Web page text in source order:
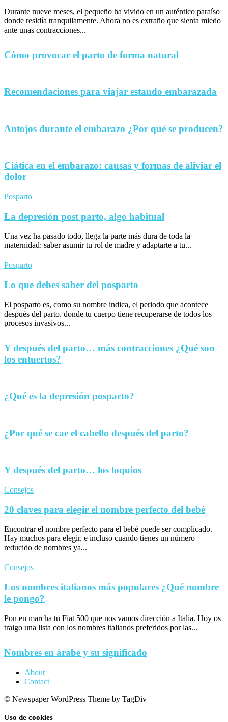
Durante nueve meses, el pequeño ha vivido en un auténtico paraíso
donde residía tranquilamente. Ahora no es extraño que sienta miedo
ante unas contracciones...
Cómo provocar el parto de forma natural
Recomendaciones para viajar estando embarazada
Antojos durante el embarazo ¿Por qué se producen?
Ciática en el embarazo: causas y formas de aliviar el
dolor
Posparto
La depresión post parto, algo habitual
Una vez ha pasado todo, llega la parte más dura de toda la
maternidad: saber asumir tu rol de madre y adaptarte a tu...
Posparto
Lo que debes saber del posparto
El posparto es, como su nombre indica, el periodo que acontece
después del parto. donde tu cuerpo tiene recuperarse de todos los
procesos invasivos...
Y después del parto… más contracciones ¿Qué son
los entuertos?
¿Qué es la depresión posparto?
¿Por qué se cae el cabello después del parto?
Y después del parto… los loquios
Consejos
20 claves para elegir el nombre perfecto del bebé
Encontrar el nombre perfecto para el bebé puede ser complicado.
Hay muchos para elegir, e incluso cuando tienes un número
reducido de nombres ya...
Consejos
Los nombres italianos más populares ¿Qué nombre
le pongo?
Pon en marcha tu Fiat 500 que nos vamos dirección a Italia. Hoy os
traigo una lista con los nombres italianos preferidos por las...
Nombres en árabe y su significado
About
Contact
© Newspaper WordPress Theme by TagDiv
Uso de cookies